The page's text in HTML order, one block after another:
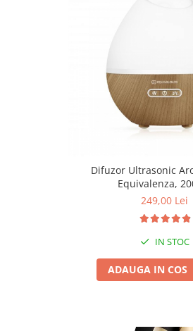
Difuzor Ultrasonic
Equivalenza,
249,00 Lei
IN STOC
ADAUGA IN COS